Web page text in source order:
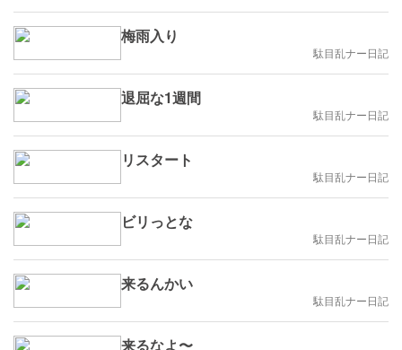
梅雨入り
駄目乱ナー日記
退屈な1週間
駄目乱ナー日記
リスタート
駄目乱ナー日記
ビリっとな
駄目乱ナー日記
来るんかい
駄目乱ナー日記
来るなよ〜